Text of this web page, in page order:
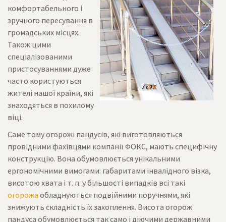
комфортабельного і
зручного пересування в
громадських місцях.
Також цими
спеціалізованими
пристосуваннями дуже
часто користуються
жителі нашої країни, які
знаходяться в похилому
віці.
Саме тому огорожі пандусів, які виготовляються
провідними фахівцями компанії ФОКС, мають специфічну
конструкцію. Вона обумовлюється унікальними
ергономічними вимогами: габаритами інвалідного візка,
висотою хвата і т. п. у більшості випадків всі такі
огорожа обладнуються подвійними поручнями, які
знижують складність їх захоплення. Висота огорож
пандуса обумовлюється так само і діючими державними